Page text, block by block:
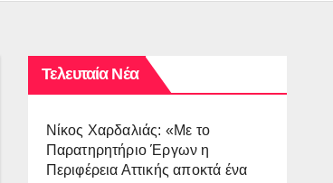
Τελευταία Νέα
Νίκος Χαρδαλιάς: «Με το
Παρατηρητήριο Έργων η
Περιφέρεια Αττικής αποκτά ένα